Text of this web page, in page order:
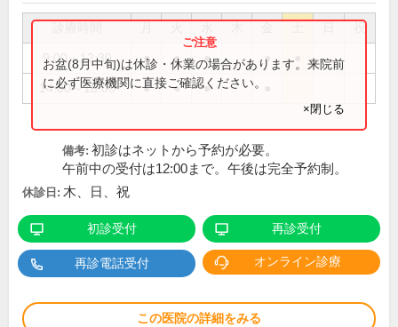
祝
9:00～12:30 ● ● ● ●
14:00～18:00 ● ● ●
お盆(8月中旬)は休診・休業の場合があります。来院前
に必ず医療機関に直接ご確認ください。
×閉じる
備考: 初診はネットから予約が必要。
午前中の受付は12:00まで。午後は完全予約制。
休診日: 木、日、祝
初診受付 再診受付
再診電話受付 オンライン診療
この医院の詳細をみる